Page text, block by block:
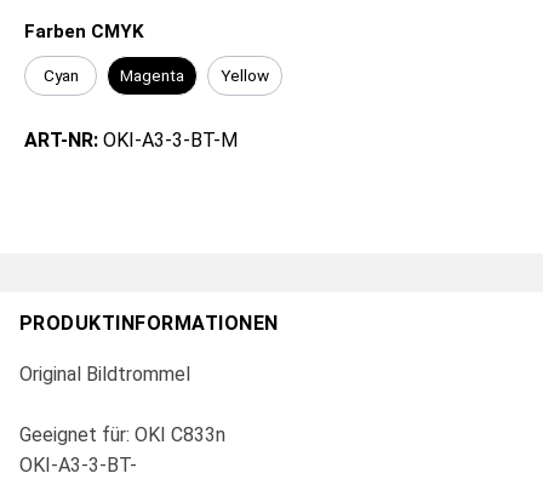
Farben CMYK
Cyan Magenta Yellow
ART-NR: OKI-A3-3-BT-M
PRODUKTINFORMATIONEN
Original Bildtrommel
Geeignet für: OKI C833n
OKI-A3-3-BT-